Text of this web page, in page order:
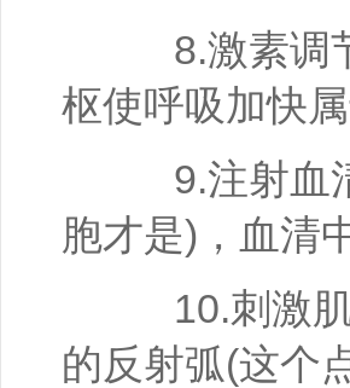
8.激素调节
枢使呼吸加快
9.注射血清
胞才是)，血清
10.刺激肌
的反射弧(这个